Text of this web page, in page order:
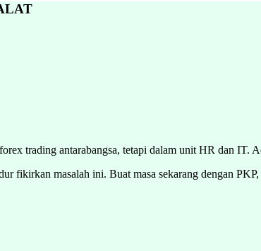
trading antarabangsa, tetapi dalam unit HR dan IT.
fikirkan masalah ini. Buat masa sekarang dengan